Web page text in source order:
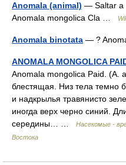
Anomala (animal) — Saltar a
Anomala mongolica Cla …
Anomala binotata — ?
ANOMALA MONGOLICA
Anomala mongolica Paid. (A.
блестящая. Низ тела темно
и надкрылья травянисто
иногда верх черно синий.
середины… …
Насекомые -
Востока